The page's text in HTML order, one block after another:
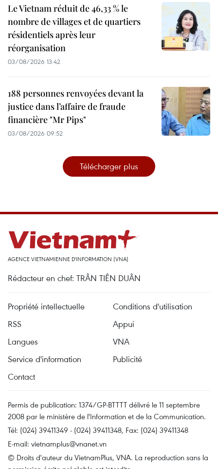
Le Vietnam réduit de 46,33 % le
nombre de villages et de quartiers
résidentiels après leur
réorganisation
03/08/2026 13:42
188 personnes renvoyées devant la
justice dans l’affaire de fraude
financière "Mr Pips"
03/08/2026 09:52
Télécharger plus
AGENCE VIETNAMIENNE D'INFORMATION (VNA)
Rédacteur en chef: TRÂN TIÊN DUÂN
Propriété intellectuelle
Conditions d'utilisation
RSS
Appui
Langues
VNA
Service d'information
Publicité
Contact
Permis de publication: 1374/GP-BTTTT délivré le 11 septembre
2008 par le ministère de l'Information et de la Communication.
Tél: (024) 39411349 - (024) 39411348, Fax: (024) 39411348
E-mail: vietnamplus@vnanet.vn
© Droits d'auteur du VietnamPlus, VNA. La reproduction sans la